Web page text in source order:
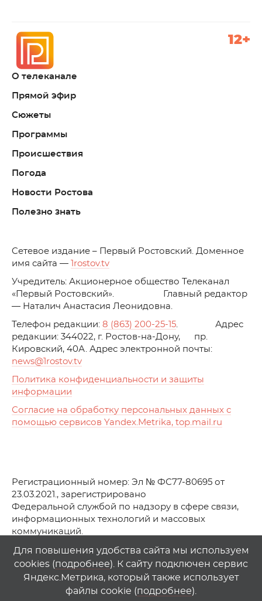
О телеканале
Прямой эфир
Сюжеты
Программы
Происшествия
Погода
Новости Ростова
Полезно знать
12+
Cетевое издание – Первый Ростовский. Доменное
имя сайта —
1rostov.tv
Учредитель: Акционерное общество Телеканал
«Первый Ростовский». Главный редактор
— Наталич Анастасия Леонидовна.
Телефон редакции: 8 (863) 200-25-15. Адрес
редакции: 344022, г. Ростов-на-Дону, пр.
Кировский, 40А. Адрес электронной почты:
news@1rostov.tv
Политика конфиденциальности и защиты
информации
Согласие на обработку персональных данных с
помощью сервисов Yandex.Metrika, top.mail.ru
Регистрационный номер: Эл № ФС77-80695 от
23.03.2021., зарегистрировано
Федеральной службой по надзору в сфере связи,
информационных технологий и массовых
коммуникаций.
© АО Телеканал «Первый Ростовский» (2021-2025)
Любое использование материалов сайта возможно
только при указании гиперссылки на1rostov.tv
Для повышения удобства сайта мы используем
cookies (подробнее). К сайту подключен сервис
Яндекс.Метрика, который также использует
файлы cookie (подробнее).